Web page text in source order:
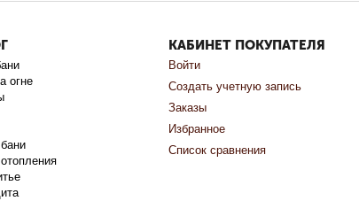
огне
КАБИНЕТ ПОКУПАТЕЛЯ
Войти
Создать учетную запись
Заказы
Избранное
Список сравнения